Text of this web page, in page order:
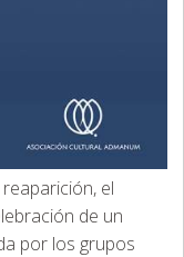
el
de un
por los grupos